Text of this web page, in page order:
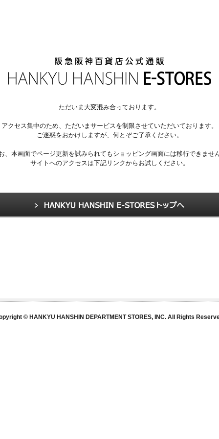
ただいま大変混み合っております。
アクセス集中のため、ただいまサービスを制限させていただいております。
ご迷惑をおかけしますが、何とぞご了承ください。
、本画面でページ更新を試みられてもショッピング画面には移行できませ
サイトへのアクセスは下記リンクからお試しください。
© HANKYU HANSHIN DEPARTMENT STORES, INC. All Rights